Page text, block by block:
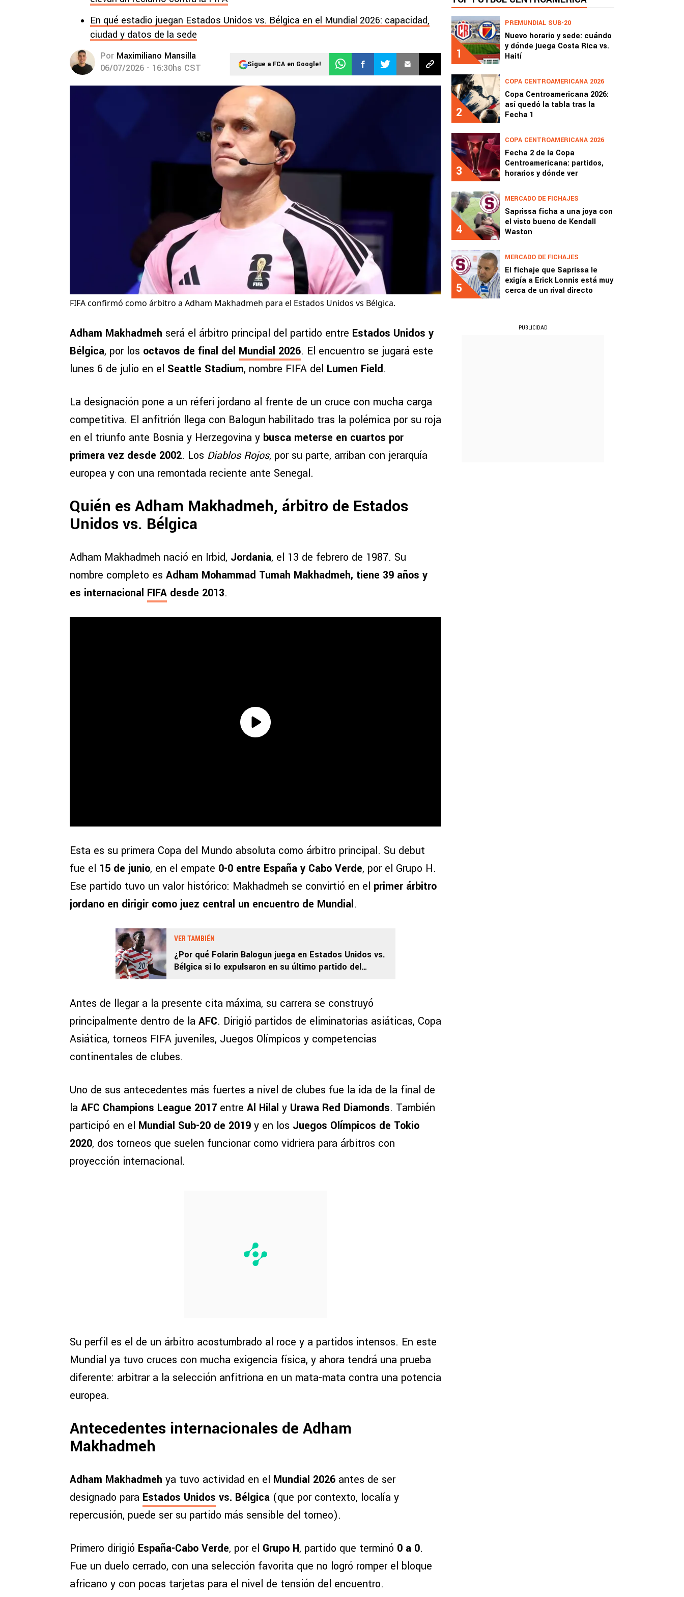
En qué estadio juegan Estados Unidos vs. Bélgica en el Mundial 2026: capacidad,
ciudad y datos de la sede
Por Maximiliano Mansilla
06/07/2026 - 16:30hs CST
Sigue a FCA en Google!
FIFA confirmó como árbitro a Adham Makhadmeh para el Estados Unidos vs Bélgica.
Adham Makhadmeh será el árbitro principal del partido entre Estados Unidos y
Bélgica, por los octavos de final del Mundial 2026. El encuentro se jugará este
lunes 6 de julio en el Seattle Stadium, nombre FIFA del Lumen Field.
La designación pone a un réferi jordano al frente de un cruce con mucha carga
competitiva. El anfitrión llega con Balogun habilitado tras la polémica por su roja
en el triunfo ante Bosnia y Herzegovina y busca meterse en cuartos por
primera vez desde 2002. Los Diablos Rojos, por su parte, arriban con jerarquía
europea y con una remontada reciente ante Senegal.
Quién es Adham Makhadmeh, árbitro de Estados
Unidos vs. Bélgica
Adham Makhadmeh nació en Irbid, Jordania, el 13 de febrero de 1987. Su
nombre completo es Adham Mohammad Tumah Makhadmeh, tiene 39 años y
es internacional FIFA desde 2013.
Esta es su primera Copa del Mundo absoluta como árbitro principal. Su debut
fue el 15 de junio, en el empate 0-0 entre España y Cabo Verde, por el Grupo H.
Ese partido tuvo un valor histórico: Makhadmeh se convirtió en el primer árbitro
jordano en dirigir como juez central un encuentro de Mundial.
VER TAMBIÉN
¿Por qué Folarin Balogun juega en Estados Unidos vs.
Bélgica si lo expulsaron en su último partido del
Antes de llegar a la presente cita máxima, su carrera se construyó
principalmente dentro de la AFC. Dirigió partidos de eliminatorias asiáticas, Copa
Asiática, torneos FIFA juveniles, Juegos Olímpicos y competencias
continentales de clubes.
Uno de sus antecedentes más fuertes a nivel de clubes fue la ida de la final de
la AFC Champions League 2017 entre Al Hilal y Urawa Red Diamonds. También
participó en el Mundial Sub-20 de 2019 y en los Juegos Olímpicos de Tokio
2020, dos torneos que suelen funcionar como vidriera para árbitros con
proyección internacional.
Su perfil es el de un árbitro acostumbrado al roce y a partidos intensos. En este
Mundial ya tuvo cruces con mucha exigencia física, y ahora tendrá una prueba
diferente: arbitrar a la selección anfitriona en un mata-mata contra una potencia
europea.
Antecedentes internacionales de Adham
Makhadmeh
Adham Makhadmeh ya tuvo actividad en el Mundial 2026 antes de ser
designado para Estados Unidos vs. Bélgica (que por contexto, localía y
repercusión, puede ser su partido más sensible del torneo).
Primero dirigió España-Cabo Verde, por el Grupo H, partido que terminó 0 a 0.
Fue un duelo cerrado, con una selección favorita que no logró romper el bloque
africano y con pocas tarjetas para el nivel de tensión del encuentro.
1
PREMUNDIAL SUB-20
Nuevo horario y sede: cuándo
y dónde juega Costa Rica vs.
Haití
2
COPA CENTROAMERICANA 2026
Copa Centroamericana 2026:
así quedó la tabla tras la
Fecha 1
3
COPA CENTROAMERICANA 2026
Fecha 2 de la Copa
Centroamericana: partidos,
horarios y dónde ver
4
MERCADO DE FICHAJES
Saprissa ficha a una joya con
el visto bueno de Kendall
Waston
5
MERCADO DE FICHAJES
El fichaje que Saprissa le
exigía a Erick Lonnis está muy
cerca de un rival directo
PUBLICIDAD